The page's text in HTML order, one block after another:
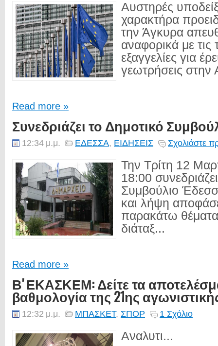
Αυστηρές
χαρακτήρα
την Άγκυρα
αναφορικά με τις
εξαγγελίες για
γεωτρήσεις
Read more »
Συνεδριάζει το Δημοτικό
12:34 μ.μ. ΕΔΕΣΣΑ, ΕΙΔΗΣΕΙΣ Σχολιάστε
Την Τρίτη 12
18:00
Συμβούλιο
και λήψη
παρακάτω
διάταξ...
Read more »
Β' ΕΚΑΣΚΕΜ: Δείτε τα
βαθμολογία της 21ης
12:32 μ.μ. ΜΠΑΣΚΕΤ, ΣΠΟΡ 1 Σχόλιο
Αναλυτι...